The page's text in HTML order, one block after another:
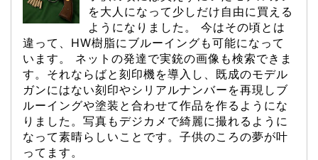
を大人になって少しだけ自由に買える
ようになりました。 今はその頃とは
違って、HW樹脂にブルーイングも可能になって
います。 ネットの発達で実銃の画像も検索できま
す。それならばと刻印機を導入し、既成のモデル
ガンにはない刻印やシリアルナンバーを再現しブ
ルーイングや塗装と合わせて作品を作るようにな
りました。写真もデジカメで綺麗に撮れるように
なって素晴らしいことです。子供のころの夢が叶
ってます。